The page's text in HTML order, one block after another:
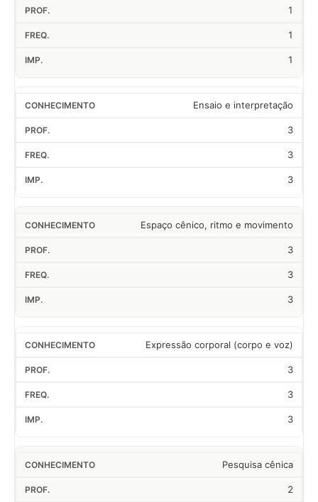
1
1
1
Ensaio e interpretação
3
3
3
Espaço cênico, ritmo e movimento
3
3
3
Expressão corporal (corpo e voz)
3
3
3
Pesquisa cênica
2